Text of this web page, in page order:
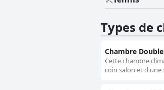
Types de
Chambre
Cette chambre
coin salon et d'une